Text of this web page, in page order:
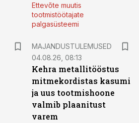
Ettevõte muutis
tootmistöötajate
palgasüsteemi
MAJANDUSTULEMUSED
04.08.26, 08:13
Kehra metallitööstus
mitmekordistas kasumi
ja uus tootmishoone
valmib plaanitust
varem